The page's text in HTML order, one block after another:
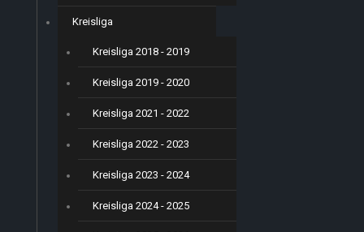
Kreisliga
Kreisliga 2018 - 2019
Kreisliga 2019 - 2020
Kreisliga 2021 - 2022
Kreisliga 2022 - 2023
Kreisliga 2023 - 2024
Kreisliga 2024 - 2025